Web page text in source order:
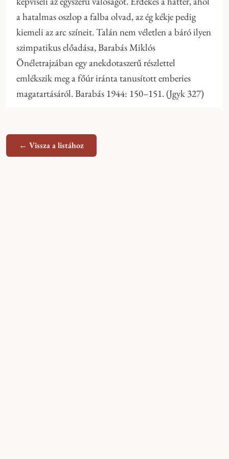
a hatalmas oszlop a falba olvad, az ég kékje pedig
kiemeli az arc színeit. Talán nem véletlen a báró ilyen
szimpatikus előadása, Barabás Miklós
Önéletrajzában egy anekdotaszerű részlettel
emlékszik meg a főúr iránta tanusított emberies
magatartásáról. Barabás 1944: 150–151. (Jgyk 327)
← Vissza a listához